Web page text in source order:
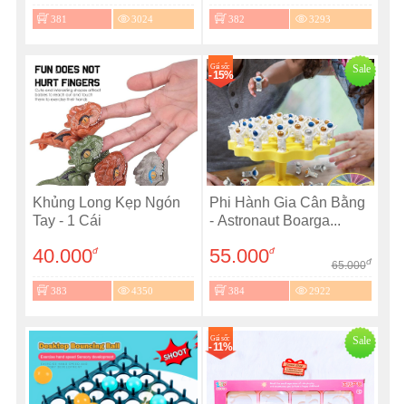
381 3024 382 3293
Khủng Long Kẹp Ngón
Tay - 1 Cái
40.000đ
383 4350
Sale
Giá sốc
- 15%
Phi Hành Gia Cân Bằng
- Astronaut Boarga...
55.000đ
65.000đ
384 2922
Sale
Giá sốc
- 11%